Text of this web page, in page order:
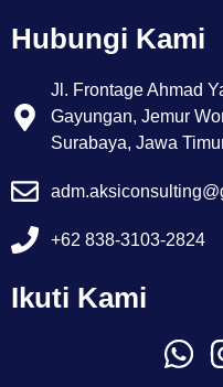
Hubungi Kami
Jl. Frontage Ahmad
Gayungan, Jemur
Surabaya, Jawa
+62 838-3103-2824
Ikuti Kami